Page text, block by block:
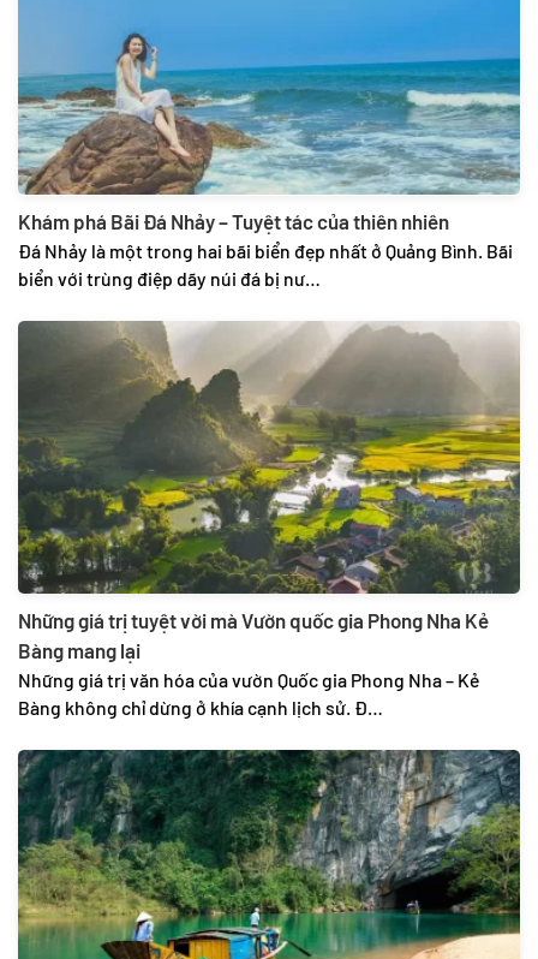
Khám phá Bãi Đá Nhảy – Tuyệt tác của thiên nhiên
Đá Nhảy là một trong hai bãi biển đẹp nhất ở Quảng Bình. Bãi
biển với trùng điệp dãy núi đá bị nư…
Những giá trị tuyệt vời mà Vườn quốc gia Phong Nha Kẻ
Bàng mang lại
Những giá trị văn hóa của vườn Quốc gia Phong Nha – Kẻ
Bàng không chỉ dừng ở khía cạnh lịch sử. Đ…